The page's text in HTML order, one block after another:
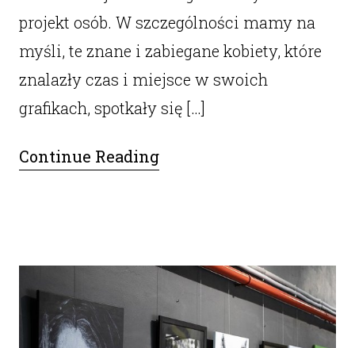
projekt osób. W szczególności mamy na
myśli, te znane i zabiegane kobiety, które
znalazły czas i miejsce w swoich
grafikach, spotkały się […]
Continue Reading